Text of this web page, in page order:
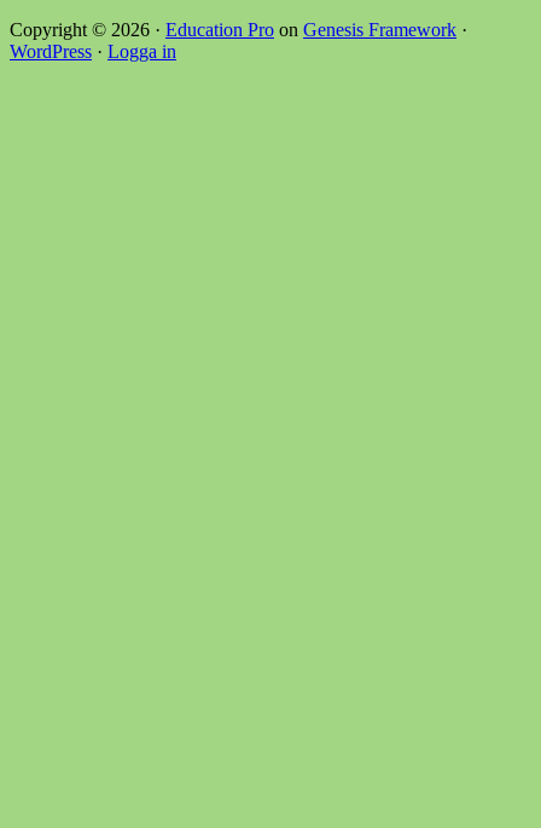
Copyright © 2026 · Education Pro on Genesis Framework ·
WordPress · Logga in